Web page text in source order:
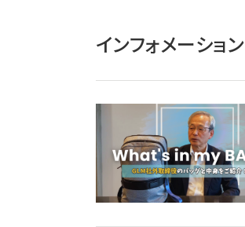
インフォメーション